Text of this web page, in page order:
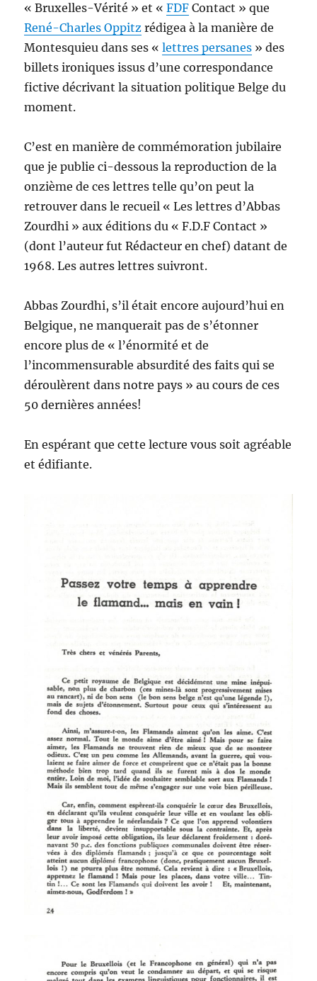
« Bruxelles-Vérité » et «FDF Contact » que
René-Charles Oppitz rédigea à la manière de
Montesquieu dans ses «lettres persanes » des
billets ironiques issus d’une correspondance
fictive décrivant la situation politique Belge du
moment.
C’est en manière de commémoration jubilaire
que je publie ci-dessous la reproduction de la
onzième de ces lettres telle qu’on peut la
retrouver dans le recueil « Les lettres d’Abbas
Zourdhi » aux éditions du « F.D.F Contact »
(dont l’auteur fut Rédacteur en chef) datant de
1968. Les autres lettres suivront.
Abbas Zourdhi, s’il était encore aujourd’hui en
Belgique, ne manquerait pas de s’étonner
encore plus de « l’énormité et de
l’incommensurable absurdité des faits qui se
déroulèrent dans notre pays » au cours de ces
50 dernières années!
En espérant que cette lecture vous soit agréable
et édifiante.